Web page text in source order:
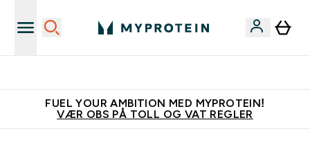
FUEL YOUR AMBITION MED MYPROTEIN!
VÆR OBS PÅ TOLL OG VAT REGLER